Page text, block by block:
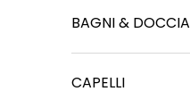
BAGNI & DOCCIA
CAPELLI